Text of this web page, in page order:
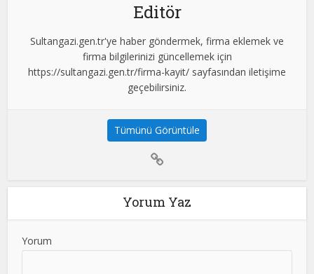
Editör
Sultangazi.gen.tr'ye haber göndermek, firma eklemek ve
firma bilgilerinizi güncellemek için
https://sultangazi.gen.tr/firma-kayit/ sayfasından iletişime
geçebilirsiniz.
Tümünü Görüntüle
Yorum Yaz
Yorum